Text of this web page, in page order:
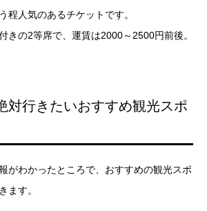
程人気のあるチケットです。
きの2等席で、運賃は2000～2500円前後。
対行きたいおすすめ観光スポ
がわかったところで、おすすめの観光スポ
ます。